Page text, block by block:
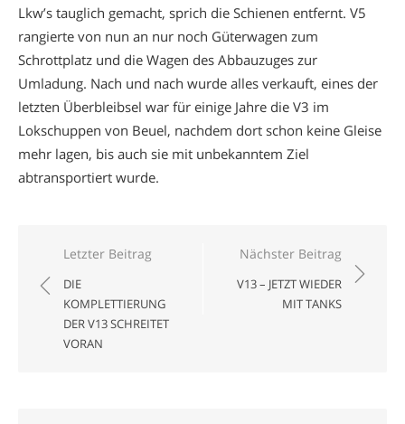
Lkw’s tauglich gemacht, sprich die Schienen entfernt. V5
rangierte von nun an nur noch Güterwagen zum
Schrottplatz und die Wagen des Abbauzuges zur
Umladung. Nach und nach wurde alles verkauft, eines der
letzten Überbleibsel war für einige Jahre die V3 im
Lokschuppen von Beuel, nachdem dort schon keine Gleise
mehr lagen, bis auch sie mit unbekanntem Ziel
abtransportiert wurde.
Beitragsnavigation
Letzter Beitrag
DIE
KOMPLETTIERUNG
DER V13 SCHREITET
VORAN
Nächster Beitrag
V13 – JETZT WIEDER
MIT TANKS